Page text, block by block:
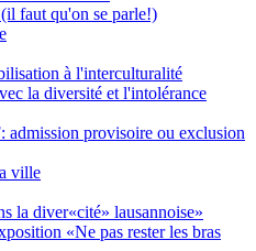
faut qu'on se parle!)
à l'interculturalité
la diversité et l'intolérance
admission provisoire ou exclusion
ville
la diver«cité» lausannoise»
«Ne pas rester les bras